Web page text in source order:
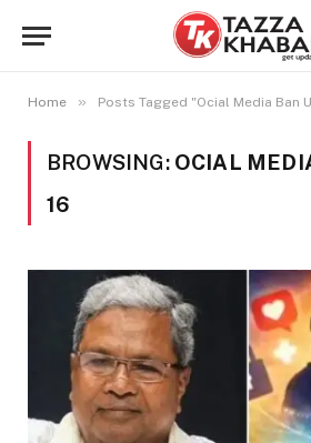
Home » Posts Tagged "Ocial Media Ban
BROWSING: OCIAL
16